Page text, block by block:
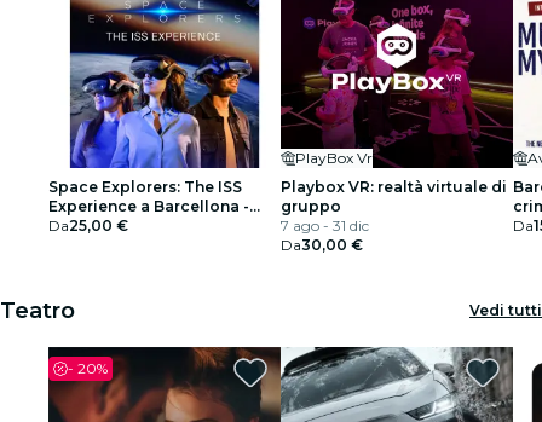
Space Explorers: The ISS
Experience a Barcellona -
Carta regalo
Da25,00 €
PlayBox Vr
Playbox VR: realtà virtuale di
gruppo
7 ago - 31 dic
Da30,00 €
Da
Teatro Vedi tutti
- 20%